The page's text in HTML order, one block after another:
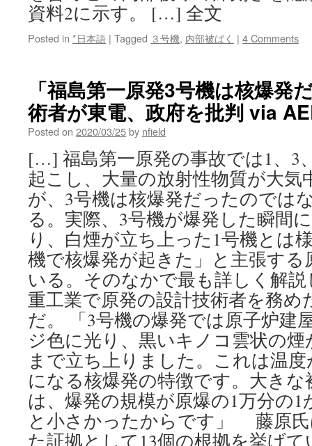
資料2に示す。 […] 全文
Posted in *日本語 | Tagged ３号機, 内部被ばく | 4 Comments
「福島第一原発3号機は核爆発
術者が東電、政府を批判 via
Posted on 2020/03/25by nfield
[…] 福島第一原発の事故では1、3
起こし、大量の放射性物質が大気
が、3号機は核爆発だったのでは
る。実際、3号機が爆発した瞬間
り、白煙が立ち上った1号機とは
機で核爆発が起きた」と主張する
いる。そのなかで最も詳しく解
重工業で原発の設計技術者を務め
だ。 「3号機の爆発では原子炉建
ジ色に光り、黒いキノコ雲状の煙
まで立ち上りました。これは温
になる核爆発の特徴です。大き
は、爆発の規模が原爆の1万分の1
と小さかったからです」 藤原氏
た証拠として13個の根拠を挙げ